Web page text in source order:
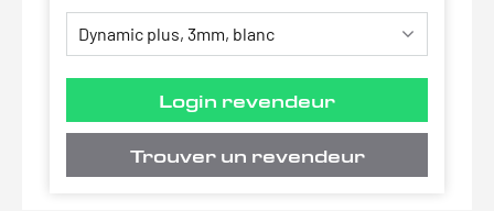
Login revendeur
Trouver un revendeur